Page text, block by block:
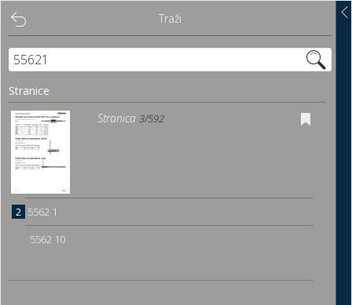
Traži
Sadržaj
Pregled
Istakni poveznice
Preuzmi
Traži
Stranice
Stranica 3/592
2 5562 1
5562 10